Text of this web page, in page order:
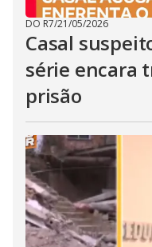
DO R7/21/05/2026
Casal
série encara
prisão